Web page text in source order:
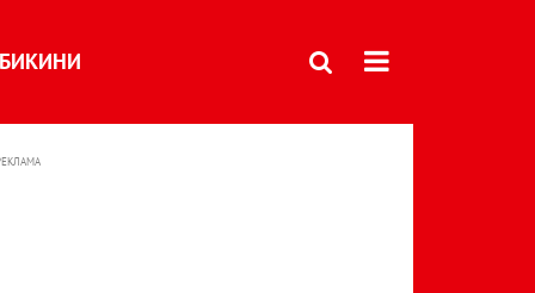
БИКИНИ